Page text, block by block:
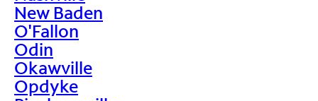
New Baden
O'Fallon
Odin
Okawville
Opdyke